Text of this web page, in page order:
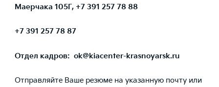
Маерчака 105Г, +7 391 257 78 88
+7 391 257 78 87
Отдел кадров: ok@kiacenter-krasnoyarsk.ru
Отправляйте Ваше резюме на указанную почту или